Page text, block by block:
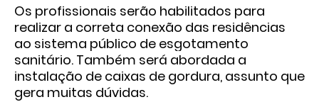
Os profissionais serão habilitados para
realizar a correta conexão das residências
ao sistema público de esgotamento
sanitário. Também será abordada a
instalação de caixas de gordura, assunto que
gera muitas dúvidas.